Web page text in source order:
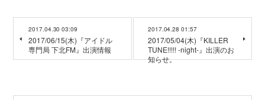
2017.04.30 03:09
2017/06/15(木)『アイドル
専門局 下北FM』出演情報
2017.04.28 01:57
2017/05/04(木)『KILLER
TUNE!!!!! -night-』出演のお
知らせ。